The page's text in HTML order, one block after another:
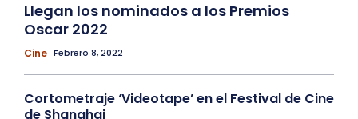
Llegan los nominados a los Premios
Oscar 2022
Cine Febrero 8, 2022
Cortometraje ‘Videotape’ en el Festival de Cine
de Shanghai